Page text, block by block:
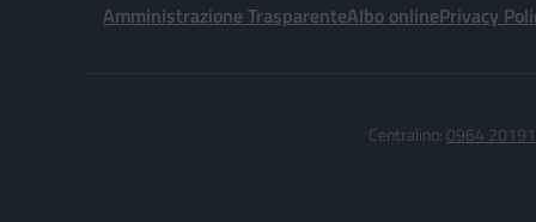
Amministrazione TrasparenteAlbo onlinePrivacy
Centralino: 0964 20191